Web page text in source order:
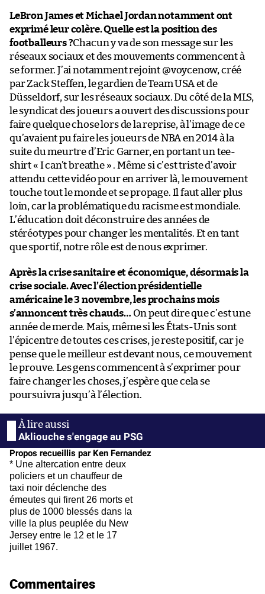
LeBron James et Michael Jordan notamment ont
exprimé leur colère. Quelle est la position des
footballeurs ?Chacun y va de son message sur les
réseaux sociaux et des mouvements commencent à
se former. J’ai notamment rejoint @voycenow, créé
par Zack Steffen, le gardien de Team USA et de
Düsseldorf, sur les réseaux sociaux. Du côté de la MLS,
le syndicat des joueurs a ouvert des discussions pour
faire quelque chose lors de la reprise, à l’image de ce
qu’avaient pu faire les joueurs de NBA en 2014 à la
suite du meurtre d’Eric Garner, en portant un tee-
shirt « I can’t breathe » . Même si c’est triste d’avoir
attendu cette vidéo pour en arriver là, le mouvement
touche tout le monde et se propage. Il faut aller plus
loin, car la problématique du racisme est mondiale.
L’éducation doit déconstruire des années de
stéréotypes pour changer les mentalités. Et en tant
que sportif, notre rôle est de nous exprimer.
Après la crise sanitaire et économique, désormais la
crise sociale. Avec l’élection présidentielle
américaine le 3 novembre, les prochains mois
s’annoncent très chauds… On peut dire que c’est une
année de merde. Mais, même si les États-Unis sont
l’épicentre de toutes ces crises, je reste positif, car je
pense que le meilleur est devant nous, ce mouvement
le prouve. Les gens commencent à s’exprimer pour
faire changer les choses, j’espère que cela se
poursuivra jusqu’à l’élection.
Akliouche s'engage au PSG
Propos recueillis par Ken Fernandez
* Une altercation entre deux
policiers et un chauffeur de
taxi noir déclenche des
émeutes qui firent 26 morts et
plus de 1000 blessés dans la
ville la plus peuplée du New
Jersey entre le 12 et le 17
juillet 1967.
Commentaires